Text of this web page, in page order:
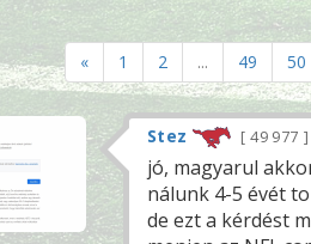
« 1 2 ... 49 50
Stez 49 977
jó, magyarul
nálunk 4-5 évét
de ezt a kérdést